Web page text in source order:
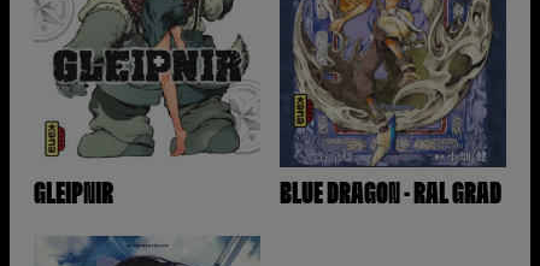
GLEIPNIR BLUE DRAGON - RAL GRAD